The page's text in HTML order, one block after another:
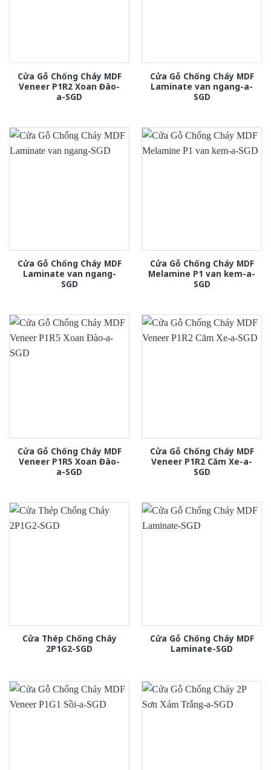
Cửa Gỗ Chống Cháy MDF
Veneer P1R2 Xoan Đào-
a-SGD
Cửa Gỗ Chống Cháy MDF
Laminate van ngang-a-
SGD
Cửa Gỗ Chống Cháy MDF
Laminate van ngang-
SGD
Cửa Gỗ Chống Cháy MDF
Melamine P1 van kem-a-
SGD
Cửa Gỗ Chống Cháy MDF
Veneer P1R5 Xoan Đào-
a-SGD
Cửa Gỗ Chống Cháy MDF
Veneer P1R2 Căm Xe-a-
SGD
Cửa Thép Chống Cháy
2P1G2-SGD
Cửa Gỗ Chống Cháy MDF
Laminate-SGD